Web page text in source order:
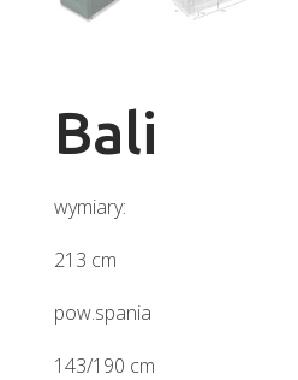
Bali
wymiary:
213 cm
pow.spania
143/190 cm